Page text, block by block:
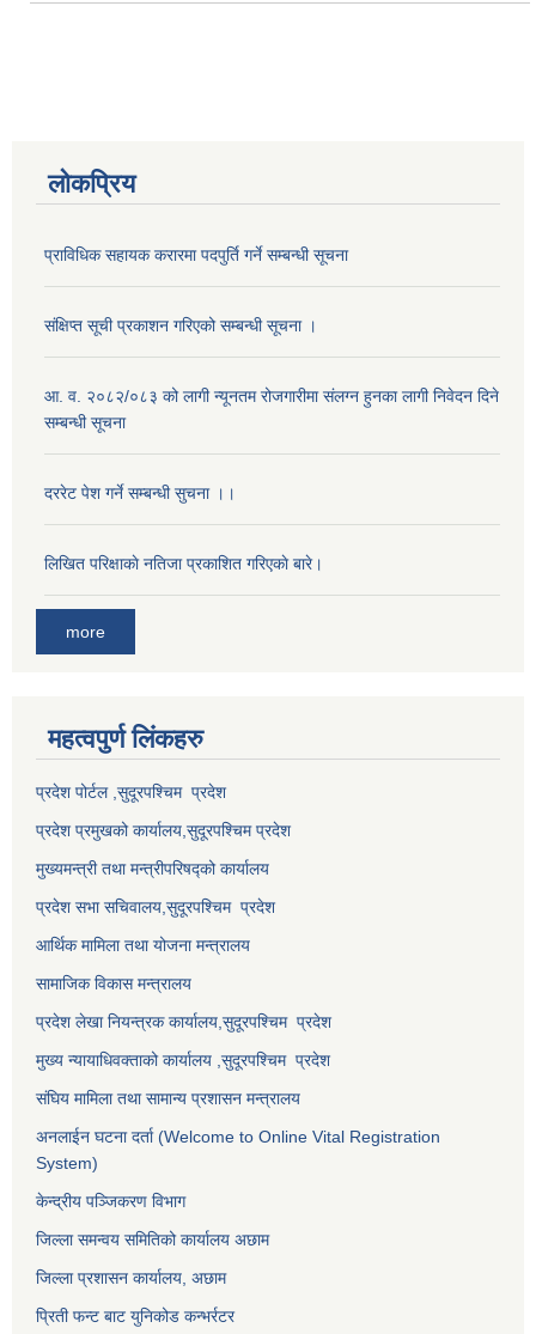
लोकप्रिय
प्राविधिक सहायक करारमा पदपुर्ति गर्ने सम्बन्धी सूचना
संक्षिप्त सूची प्रकाशन गरिएको सम्बन्धी सूचना ।
आ. व. २०८२/०८३ को लागी न्यूनतम रोजगारीमा संलग्न हुनका लागी निवेदन दिने
सम्बन्धी सूचना
दररेट पेश गर्ने सम्बन्धी सुचना ।।
लिखित परिक्षाकाे नतिजा प्रकाशित गरिएकाे बारे।
more
महत्वपुर्ण लि‌ंकहरु
प्रदेश पोर्टल ,सुदूरपश्चिम प्रदेश
प्रदेश प्रमुखको कार्यालय, सुदूरपश्चिमप्रदेश
मुख्यमन्त्री तथा मन्त्रीपरिषद्को कार्यालय
प्रदेश सभा सचिवालय, सुदूरपश्चिम प्रदेश
आर्थिक मामिला तथा योजना मन्त्रालय
सामाजिक विकास मन्त्रालय
प्रदेश लेखा नियन्त्रक कार्यालय, सुदूरपश्चिम प्रदेश
मुख्य न्यायाधिवक्ताको कार्यालय , सुदूरपश्चिम प्रदेश
संघिय मामिला तथा सामान्य प्रशासन मन्त्रालय
अनलाईन घटना दर्ता (Welcome to Online Vital Registration
System)
केन्द्रीय पञ्जिकरण विभाग
जिल्ला समन्वय समितिको कार्यालय अछाम
जिल्ला प्रशासन कार्यालय, अछाम
प्रिती फन्ट बाट युनिकोड कन्भर्रटर